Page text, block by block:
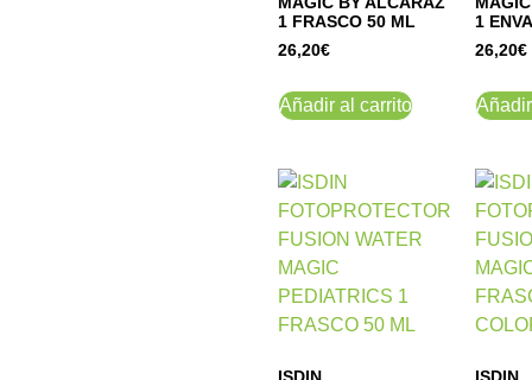
1 FRASCO 50 ML
26,20€
Añadir al carrito
1
26,20€